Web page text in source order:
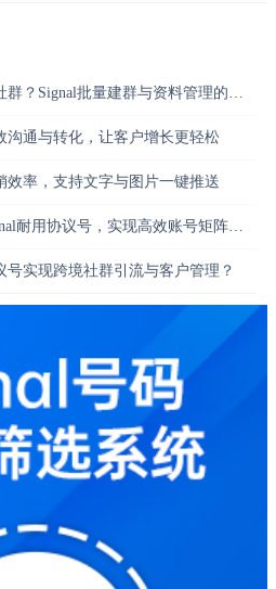
Signal批量建群与资料管理的高效方法
沟通与转化，让客户增长更轻松
效率，支持文字与图片一键推送
耐用协议号，实现高效账号矩阵管理
号实现跨境社群引流与客户管理？